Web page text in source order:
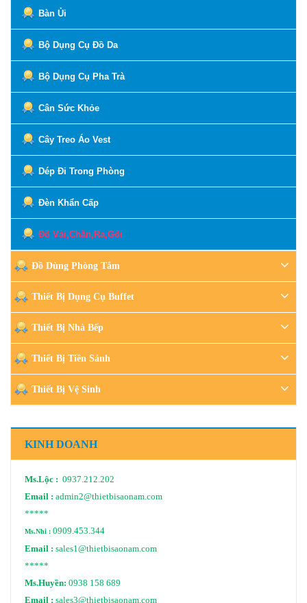
Bàn Ủi
Bộ Dụng Cụ Đồ Da
Bộ Dụng Cụ Pha Trà
Cân Sức Khỏe
Cây Treo Áo Vest
Dép Đi Trong Phòng
Đèn Khẩn Cấp
Đồ Vải,Chăn,Ra,Gối
Đồ Dùng Phòng Tắm
Thiết Bị Dụng Cụ Buffet
Thiết Bị Nhà Bếp
Thiết Bị Tiền Sảnh
Thiết Bị Vệ Sinh
KINH DOANH
Ms.Lộc : 0937.212.202
Email : admin2@thietbisaonam.com
*****
Ms.Nhi : 0909.453.344
Email : sales1@thietbisaonam.com
*****
Ms.Huyền: 0938 158 689
Email : sales3@thietbisaonam.com